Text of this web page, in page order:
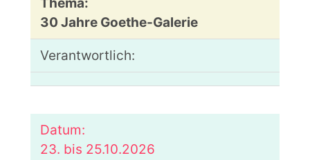
30 Jahre Goethe-Galerie
23. bis 25.10.2026